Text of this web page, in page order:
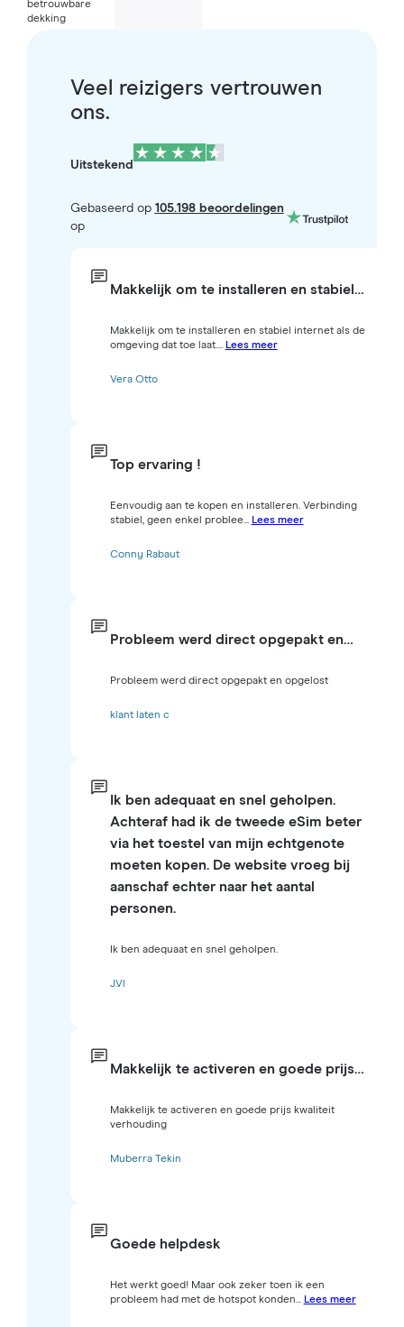
betrouwbare
dekking
Veel reizigers vertrouwen
ons.
Uitstekend
Gebaseerd op 105.198 beoordelingen
op
Makkelijk om te installeren en stabiel…
Makkelijk om te installeren en stabiel internet als de
omgeving dat toe laat.... Lees meer
Vera Otto
Top ervaring !
Eenvoudig aan te kopen en installeren. Verbinding
stabiel, geen enkel problee... Lees meer
Conny Rabaut
Probleem werd direct opgepakt en…
Probleem werd direct opgepakt en opgelost
klant laten c
Ik ben adequaat en snel geholpen.
Achteraf had ik de tweede eSim beter
via het toestel van mijn echtgenote
moeten kopen. De website vroeg bij
aanschaf echter naar het aantal
personen.
Ik ben adequaat en snel geholpen.
J.Vl
Makkelijk te activeren en goede prijs…
Makkelijk te activeren en goede prijs kwaliteit
verhouding
Muberra Tekin
Goede helpdesk
Het werkt goed! Maar ook zeker toen ik een
probleem had met de hotspot konden... Lees meer